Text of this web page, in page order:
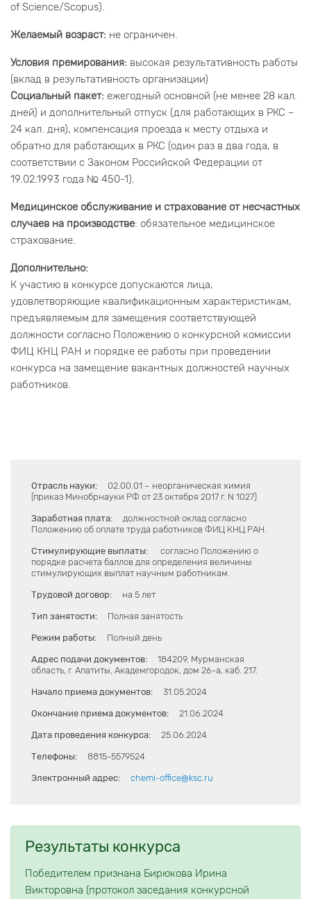
of Science/Scopus).
Желаемый возраст: не ограничен.
Условия премирования: высокая результативность работы
(вклад в результативность организации)
Социальный пакет: ежегодный основной (не менее 28 кал.
дней) и дополнительный отпуск (для работающих в РКС –
24 кал. дня), компенсация проезда к месту отдыха и
обратно для работающих в РКС (один раз в два года, в
соответствии с Законом Российской Федерации от
19.02.1993 года № 450-1).
Медицинское обслуживание и страхование от несчастных
случаев на производстве: обязательное медицинское
страхование.
Дополнительно:
К участию в конкурсе допускаются лица,
удовлетворяющие квалификационным характеристикам,
предъявляемым для замещения соответствующей
должности согласно Положению о конкурсной комиссии
ФИЦ КНЦ РАН и порядке ее работы при проведении
конкурса на замещение вакантных должностей научных
работников.
Отрасль науки:
02.00.01 – неорганическая химия
(приказ Минобрнауки РФ от 23 октября 2017 г. N 1027)
Заработная плата:
должностной оклад согласно
Положению об оплате труда работников ФИЦ КНЦ РАН.
Стимулирующие выплаты:
согласно Положению о
порядке расчета баллов для определения величины
стимулирующих выплат научным работникам.
Трудовой договор: на 5 лет
Тип занятости: Полная занятость
Режим работы: Полный день
Адрес подачи документов:
184209, Мурманская
область, г. Апатиты, Академгородок, дом 26-а, каб. 217.
Начало приема документов: 31.05.2024
Окончание приема документов: 21.06.2024
Дата проведения конкурса: 25.06.2024
Телефоны: 8815-5579524
Электронный адрес: chemi-office@ksc.ru
Результаты конкурса
Победителем признана Бирюкова Ирина
Викторовна (протокол заседания конкурсной